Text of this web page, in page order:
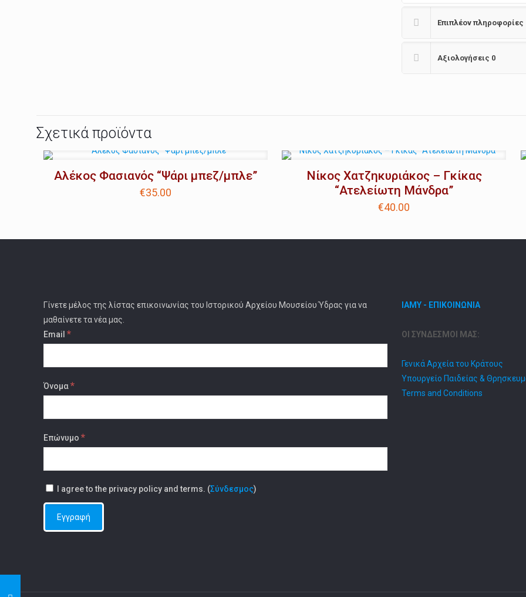
Επιπλέον πληροφορίες
Αξιολογήσεις 0
Σχετικά προϊόντα
Αλέκος Φασιανός “Ψάρι μπεζ/μπλε”
€35.00
Νίκος Χατζηκυριάκος – Γκίκας
“Ατελείωτη Μάνδρα”
€40.00
Γίνετε μέλος της λίστας επικοινωνίας του Ιστορικού Αρχείου Μουσείου Ύδρας για να
μαθαίνετε τα νέα μας.
Email *
Όνομα*
Επώνυμο *
I agree to the privacy policy and terms. (Σύνδεσμος)
ΙΑΜΥ - ΕΠΙΚΟΙΝΩΝΙΑ
ΟΙ ΣΥΝΔΕΣΜΟΙ ΜΑΣ:
Γενικά Αρχεία του Κράτους
Υπουργείο Παιδείας &
Terms and Conditions